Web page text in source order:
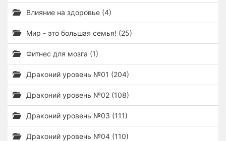
Влияние на здоровье (4)
Мир - это большая семья! (25)
Фитнес для мозга (1)
Драконий уровень №01 (204)
Драконий уровень №02 (108)
Драконий уровень №03 (111)
Драконий уровень №04 (110)